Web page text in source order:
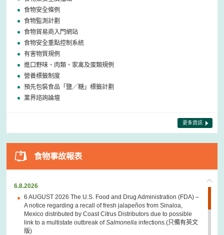
食物安全條例
食物監測計劃
食物貿易商入門網站
食物安全重點控制系統
有害物質規例
進口野味、肉類、家禽及蛋類規例
營養標籤制度
預先包裝食品「鹽╱糖」標籤計劃
業界諮詢論壇
更多資訊
食物事故報表
6.8.2026
6 AUGUST 2026 The U.S. Food and Drug Administration (FDA) –
A notice regarding a recall of fresh jalapeños from Sinaloa,
Mexico distributed by Coast Citrus Distributors due to possible
link to a multistate outbreak ofSalmonella infections.(只備有英文
版)